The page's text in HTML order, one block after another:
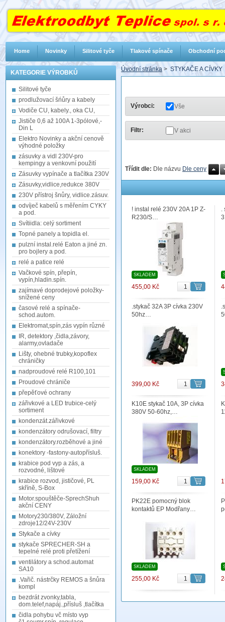
KATEGORIE VÝROBKŮ
Silitové tyče
prodlužovací šńůry a kabely
Vodiče CU, kabely., oka CU,
Jističe 0,6 až 100A 1-3pólové,-
Din L
Elektro Novinky a akční cenově
výhodné položky
zásuvky a vidl 230V-pro
kempingy a venkovní použití
Zásuvky vypínače a tlačítka 230V
Zásuvky,vidlice,redukce 380V
230V přístroj šnůry, vidlice.zásuv.
odvíječ kabelů s měřením CYKY
a pod.
Svítiidla: celý sortiment
Topné panely a topidla el.
pulzní instal.relé Eaton a jiné zn.
pro bojlery a pod.
relé a patice relé
Vačkové spín, přepín,
vypín,hladin.spín.
zajímavé doprodejové položky-
snížené ceny
časové relé a spínače-
schod.autom.
Elektromat,spín,zás vypín různé
IR, detektory ,čidla,závory,
alarmy,ovladače
Lišty, ohebné trubky,kopoflex
chráničky
nadproudové relé R100,101
Proudové chrániče
přepěťové ochrany
zářivkové a LED trubice-celý
sortiment
kondenzát.zářivkové
kondenzátory odrušovací, filtry
kondenzátory.rozběhové a jiné
konektory -fastony-autopřísluš.
krabice pod vyp a zás, a
rozvodné, lištové
krabice rozvod, jističové, PL
skříně, S-Box
Motor.spouštěče-SprechShuh
akční CENY
Motory230/380V, Záložní
zdroje12/24V-230V
Stykače a cívky
stykače SPRECHER-SH a
tepelné relé proti přetížení
ventilátory a schod.automat
SA10
.Vařič. nástrčky REMOS a šnůra
kompl
bezdrát zvonky,tabla,
dom.telef,napáj.,přísluš ,tlačítka
čidla pohybu vč místo vyp
Úvodní stránka > STYKAČE A CÍVKY
Výrobci: Vše
Filtr: V akci
Třídit dle: Dle názvu Dle ceny
! instal relé 230V 20A 1P Z-
R230/S…
SKLADEM
455,00 Kč
.
.stykač 32A 3P cívka 230V
50hz…
399,00 Kč
K10E stykač 10A, 3P cívka
380V 50-60hz,…
SKLADEM
159,00 Kč
PK22E pomocný blok
kontaktů EP Modřany…
SKLADEM
255,00 Kč
Home Novinky Silitové tyče Tlakové spínače Obchodní